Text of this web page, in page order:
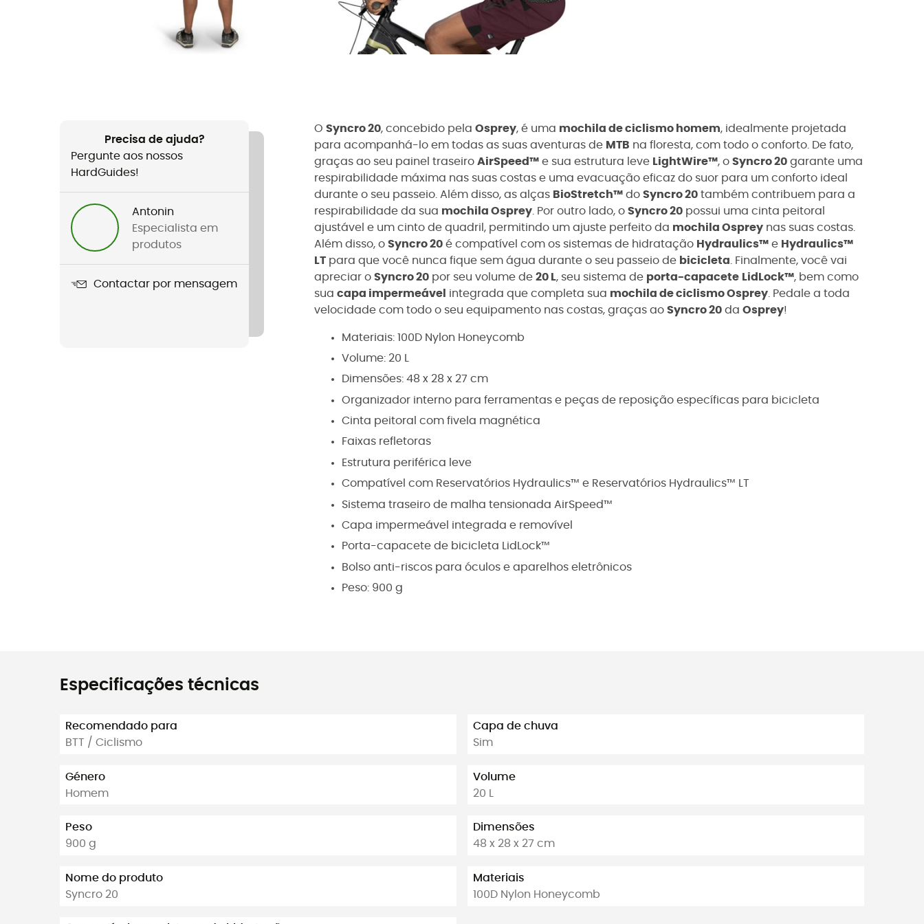
Precisa de ajuda?
Pergunte aos nossos
HardGuides!
Antonin
Especialista em
produtos
Contactar por mensagem
O Syncro 20, concebido pela Osprey, é uma mochila de ciclismo homem, idealmente projetada
para acompanhá-lo em todas as suas aventuras de MTB na floresta, com todo o conforto. De fato,
graças ao seu painel traseiro AirSpeed™ e sua estrutura leve LightWire™, o Syncro 20 garante uma
respirabilidade máxima nas suas costas e uma evacuação eficaz do suor para um conforto ideal
durante o seu passeio. Além disso, as alças BioStretch™ do Syncro 20 também contribuem para a
respirabilidade da sua mochila Osprey . Por outro lado, o Syncro 20 possui uma cinta peitoral
ajustável e um cinto de quadril, permitindo um ajuste perfeito da mochila Osprey nas suas costas.
Além disso, o Syncro 20 é compatível com os sistemas de hidratação Hydraulics™ e Hydraulics™
LT para que você nunca fique sem água durante o seu passeio de bicicleta . Finalmente, você vai
apreciar o Syncro 20 por seu volume de 20 L, seu sistema de porta-capacete LidLock™, bem como
sua capa impermeável integrada que completa sua mochila de ciclismo Osprey . Pedale a toda
velocidade com todo o seu equipamento nas costas, graças ao Syncro 20 da Osprey!
Materiais: 100D Nylon Honeycomb
Volume: 20 L
Dimensões: 48 x 28 x 27 cm
Organizador interno para ferramentas e peças de reposição específicas para bicicleta
Cinta peitoral com fivela magnética
Faixas refletoras
Estrutura periférica leve
Compatível com Reservatórios Hydraulics™ e Reservatórios Hydraulics™ LT
Sistema traseiro de malha tensionada AirSpeed™
Capa impermeável integrada e removível
Porta-capacete de bicicleta LidLock™
Bolso anti-riscos para óculos e aparelhos eletrônicos
Peso: 900 g
Especificações técnicas
Recomendado para
BTT / Ciclismo
Género
Homem
Peso
900 g
Nome do produto
Syncro 20
Capa de chuva
Sim
Volume
20 L
Dimensões
48 x 28 x 27 cm
Materiais
100D Nylon Honeycomb